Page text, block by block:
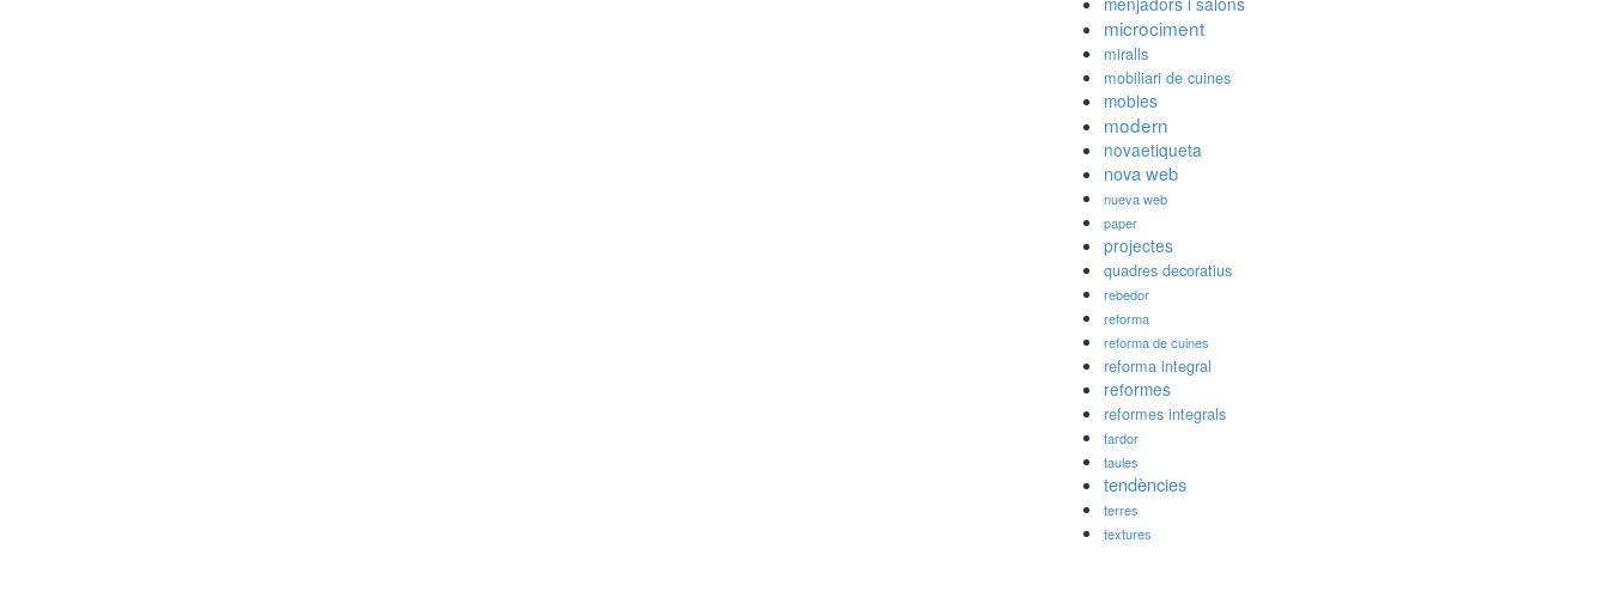
microciment
miralls
mobiliari de cuines
mobles
modern
novaetiqueta
nova web
nueva web
paper
projectes
quadres decoratius
rebedor
reforma
reforma de cuines
reforma integral
reformes
reformes integrals
tardor
taules
tendències
terres
textures